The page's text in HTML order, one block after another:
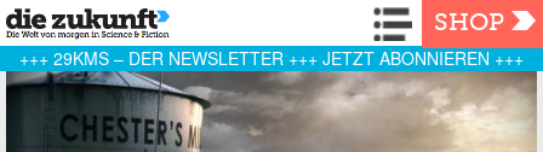
Navigation
SHOP
+++ 29KMS – DER NEWSLETTER +++ JETZT ABONNIEREN +++